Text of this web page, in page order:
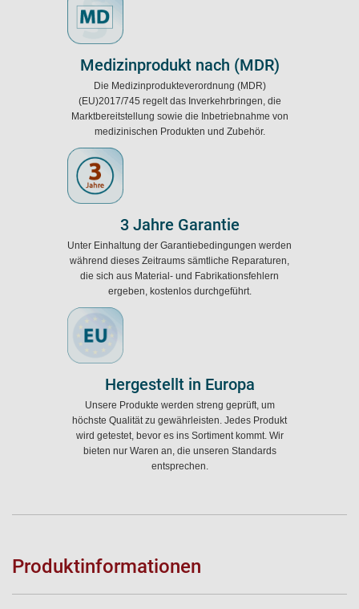
Medizinprodukt nach (MDR)
Die Medizinprodukteverordnung (MDR)
(EU)2017/745 regelt das Inverkehrbringen, die
Marktbereitstellung sowie die Inbetriebnahme von
medizinischen Produkten und Zubehör.
3 Jahre Garantie
Unter Einhaltung der Garantiebedingungen werden
während dieses Zeitraums sämtliche Reparaturen,
die sich aus Material- und Fabrikationsfehlern
ergeben, kostenlos durchgeführt.
Hergestellt in Europa
Unsere Produkte werden streng geprüft, um
höchste Qualität zu gewährleisten. Jedes Produkt
wird getestet, bevor es ins Sortiment kommt. Wir
bieten nur Waren an, die unseren Standards
entsprechen.
Produktinformationen